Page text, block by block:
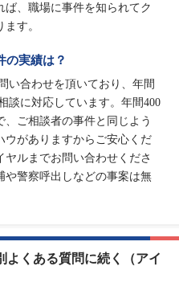
、職場に事件を知られてク
す。
の実績は？
い合わせを頂いており、年間
談に対応しています。年間400
ご相談者の事件と同じよう
ウがありますからご安心くだ
ルまでお問い合わせくださ
や警察呼出しなどの事案は無
よくある質問に続く（アイ